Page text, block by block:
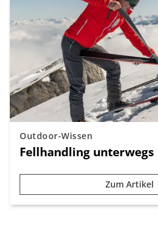
Outdoor-Wissen
Fellhandling unterwegs
Zum Artikel